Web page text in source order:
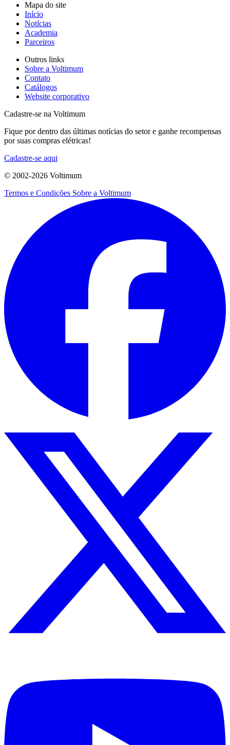
Mapa do site
Início
Notícias
Academia
Parceiros
Outros links
Sobre a Voltimum
Contato
Catálogos
Website corporativo
Cadastre-se na Voltimum
Fique por dentro das últimas notícias do setor e ganhe recompensas
por suas compras elétricas!
Cadastre-se aqui
© 2002-2026 Voltimum
Termos e Condições Sobre a Voltimum